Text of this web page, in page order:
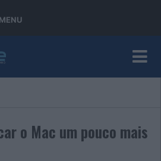
MENU
o Mac um pouco mais